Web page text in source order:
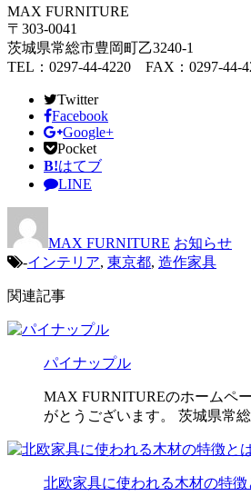
MAX FURNITURE
〒303-0041
茨城県常総市豊岡町乙3240-1
TEL：0297-44-4220 FAX：0297-44-
Twitter
Facebook
Google+
Pocket
B!はてブ
LINE
MAX FURNITURE お知らせ
-インテリア, 東京都, 造作家具
関連記事
パイナップル
MAX FURNITUREのホームペ
がとうございます。 茨城県常
北欧家具に使われる木材の特徴